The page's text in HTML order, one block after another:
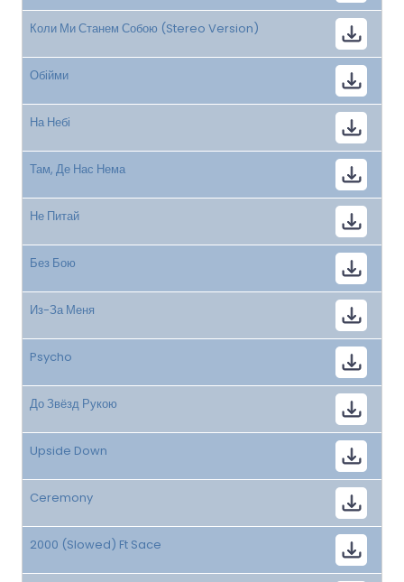
Коли Ми Станем Собою (Stereo Version)
Обійми
На Небі
Там, Де Нас Нема
Не Питай
Без Бою
Из-За Меня
Psycho
До Звёзд Рукою
Upside Down
Ceremony
2000 (Slowed) Ft Sace